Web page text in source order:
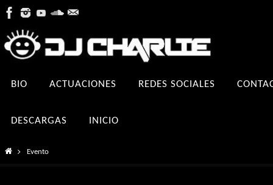
contenido
BIO ACTUACIONES REDES SOCIALES
DESCARGAS INICIO
InicioEvento